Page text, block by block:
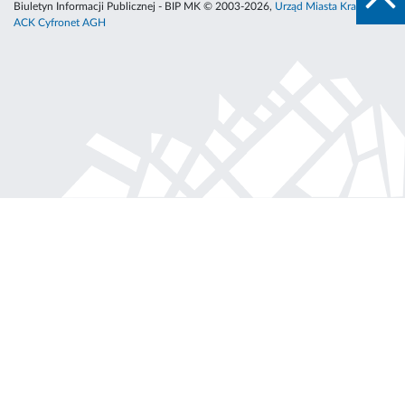
Biuletyn Informacji Publicznej - BIP MK © 2003-2026, Urząd Miasta Krakowa
ACK Cyfronet AGH